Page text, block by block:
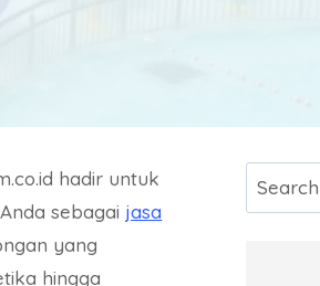
hadir untuk
sebagai jasa
yang
hingga
Search
for: